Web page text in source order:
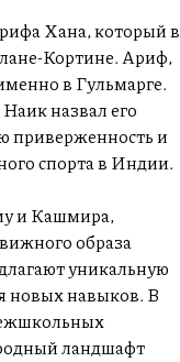
Хана, который в
Кортине. Ариф,
в Гульмарге.
назвал его
приверженность и
спорта в Индии.
и Кашмира,
образа
уникальную
новых навыков. В
ландшафт